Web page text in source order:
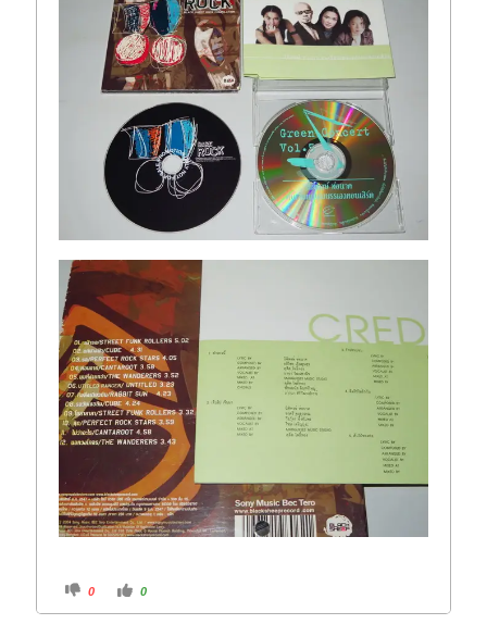
C
i
0
C
i
0